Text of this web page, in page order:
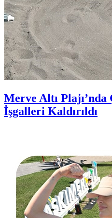
Merve Altı Plajı’nda
İşgalleri Kaldırıldı